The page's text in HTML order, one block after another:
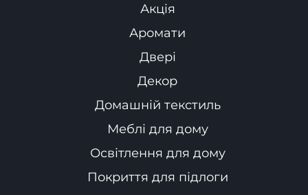
Акція
Аромати
Двері
Декор
Домашній текстиль
Меблі для дому
Освітлення для дому
Покриття для підлоги